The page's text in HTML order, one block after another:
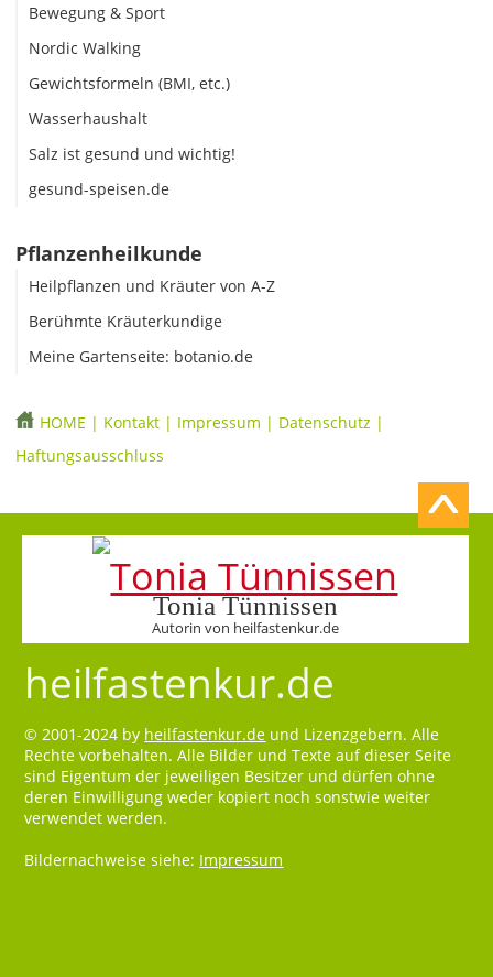
Bewegung & Sport
Nordic Walking
Gewichtsformeln (BMI, etc.)
Wasserhaushalt
Salz ist gesund und wichtig!
gesund-speisen.de
Pflanzenheilkunde
Heilpflanzen und Kräuter von A-Z
Berühmte Kräuterkundige
Meine Gartenseite: botanio.de
HOME | Kontakt | Impressum | Datenschutz |
Haftungsausschluss
Tonia Tünnissen
Autorin von heilfastenkur.de
heilfastenkur.de
© 2001-2024 by heilfastenkur.de und Lizenzgebern. Alle
Rechte vorbehalten. Alle Bilder und Texte auf dieser Seite
sind Eigentum der jeweiligen Besitzer und dürfen ohne
deren Einwilligung weder kopiert noch sonstwie weiter
verwendet werden.
Bildernachweise siehe: Impressum